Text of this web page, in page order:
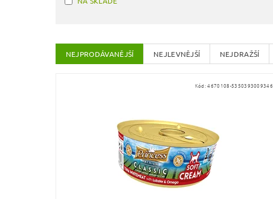
NEJPRODÁVANĚJŠÍ NEJLEVNĚJŠÍ NEJDRAŽŠÍ
Kód:4670108-5350393009346